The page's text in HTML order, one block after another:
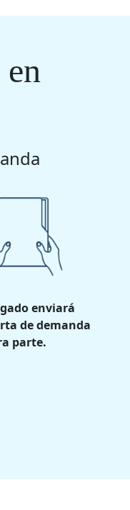
enviará
de demanda
parte.